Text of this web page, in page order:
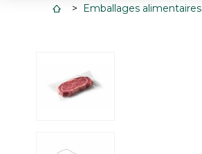
Emballages alimentaires